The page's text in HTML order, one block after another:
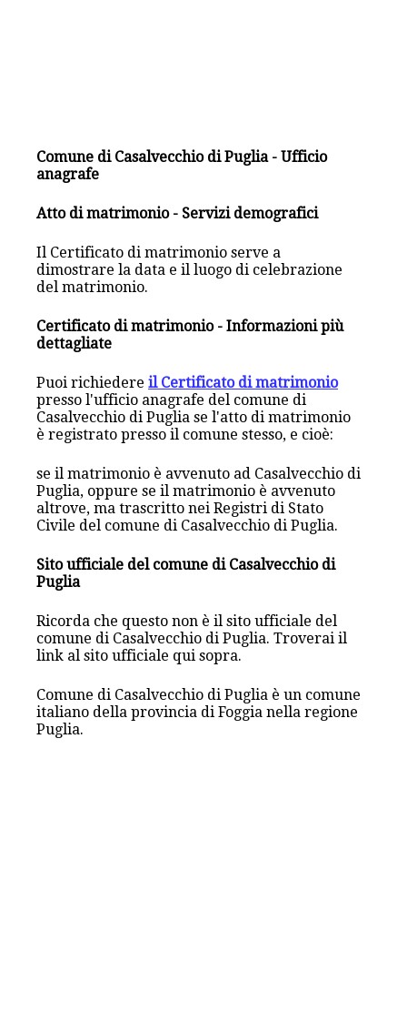
Comune di Casalvecchio di Puglia - Ufficio
anagrafe
Atto di matrimonio - Servizi demografici
Il Certificato di matrimonio serve a
dimostrare la data e il luogo di celebrazione
del matrimonio.
Certificato di matrimonio - Informazioni più
dettagliate
Puoi richiedereil Certificato di matrimonio
presso l'ufficio anagrafe del comune di
Casalvecchio di Puglia se l'atto di matrimonio
è registrato presso il comune stesso, e cioè:
se il matrimonio è avvenuto ad Casalvecchio di
Puglia, oppure se il matrimonio è avvenuto
altrove, ma trascritto nei Registri di Stato
Civile del comune di Casalvecchio di Puglia.
Sito ufficiale del comune di Casalvecchio di
Puglia
Ricorda che questo non è il sito ufficiale del
comune di Casalvecchio di Puglia. Troverai il
link al sito ufficiale qui sopra.
Comune di Casalvecchio di Puglia è un comune
italiano della provincia di Foggia nella regione
Puglia.